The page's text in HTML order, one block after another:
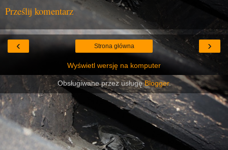
Prześlij komentarz
‹ ›
Strona główna
Wyświetl wersję na komputer
Obsługiwane przez usługęBlogger.